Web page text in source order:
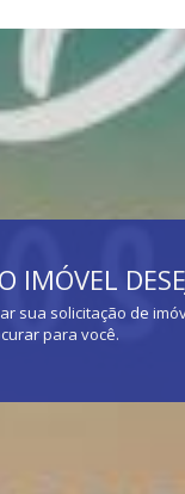
IMÓVEL
sua solicitação de
para você.